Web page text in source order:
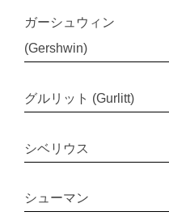
ガーシュウィン
(Gershwin)
グルリット (Gurlitt)
シベリウス
シューマン